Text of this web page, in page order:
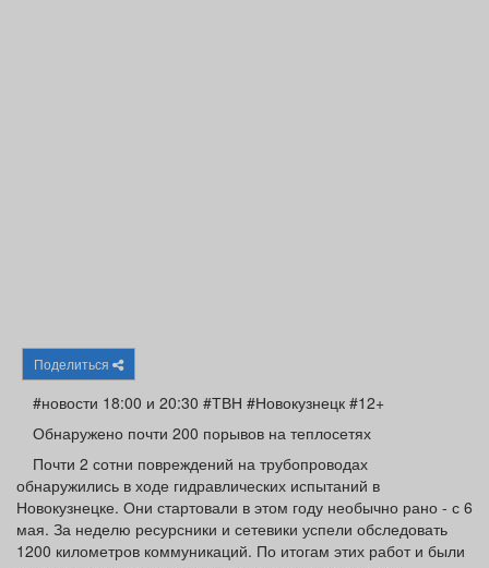
Поделиться
#новости 18:00 и 20:30 #ТВН #Новокузнецк #12+
Обнаружено почти 200 порывов на теплосетях
Почти 2 сотни повреждений на трубопроводах
обнаружились в ходе гидравлических испытаний в
Новокузнецке. Они стартовали в этом году необычно рано - с 6
мая. За неделю ресурсники и сетевики успели обследовать
1200 километров коммуникаций. По итогам этих работ и были